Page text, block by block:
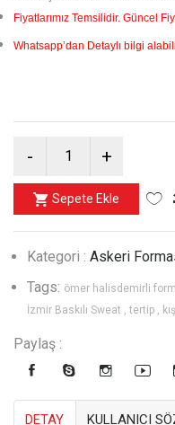
Fiyatlarımız Temsilidir. Güncel
Whatsapp’dan Detaylı bilgi
Sepete Ekle
Kategori : Askeri
Tags: ömer halisdemirli
İzmir Baskılı Sweat , tertip ,
Paylaş :
DETAY KULLANICI